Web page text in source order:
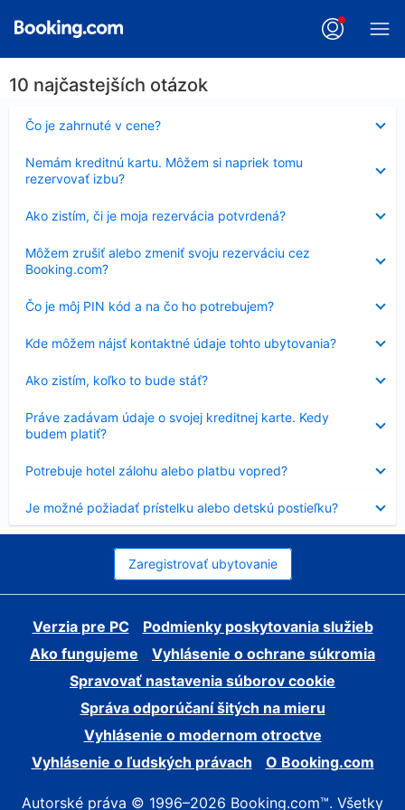
10 najčastejších otázok
Čo je zahrnuté v cene?
Nezobrazuje
sa
Nemám kreditnú kartu. Môžem si napriek tomu
rezervovať izbu?
sa
Ako zistím, či je moja rezervácia potvrdená?
sa
Môžem zrušiť alebo zmeniť svoju rezerváciu cez
Booking.com?
sa
Čo je môj PIN kód a na čo ho potrebujem?
Nezobrazuje
sa
Kde môžem nájsť kontaktné údaje tohto ubytovania?
sa
Ako zistím, koľko to bude stáť?
sa
Práve zadávam údaje o svojej kreditnej karte. Kedy
budem platiť?
sa
Potrebuje hotel zálohu alebo platbu vopred?
sa
Je možné požiadať prístelku alebo detskú postieľku?
sa
Zaregistrovať ubytovanie
Verzia pre PC
Podmienky poskytovania služieb
Ako fungujeme
Vyhlásenie o ochrane súkromia
Spravovať nastavenia súborov cookie
Správa odporúčaní šitých na mieru
Vyhlásenie o modernom otroctve
Vyhlásenie o ľudských právach
O Booking.com
Autorské práva © 1996–2026 Booking.com™. Všetky